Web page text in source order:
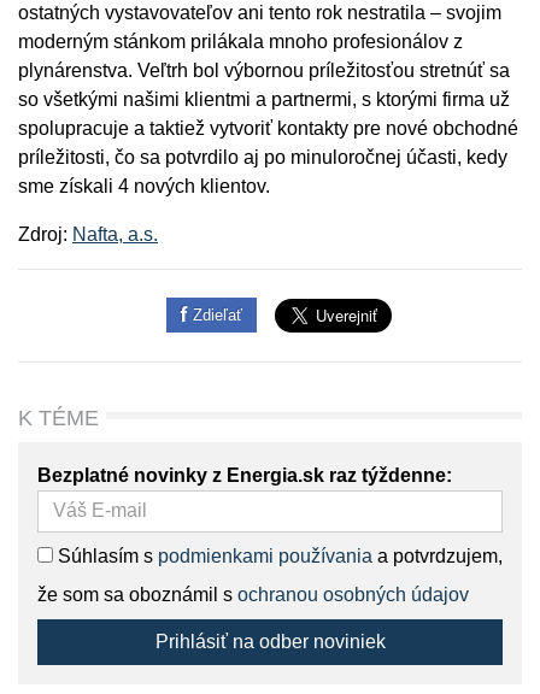
ostatných vystavovateľov ani tento rok nestratila – svojim
moderným stánkom prilákala mnoho profesionálov z
plynárenstva. Veľtrh bol výbornou príležitosťou stretnúť sa
so všetkými našimi klientmi a partnermi, s ktorými firma už
spolupracuje a taktiež vytvoriť kontakty pre nové obchodné
príležitosti, čo sa potvrdilo aj po minuloročnej účasti, kedy
sme získali 4 nových klientov.
Zdroj: Nafta, a.s.
Zdieľať
K TÉME
Bezplatné novinky z Energia.sk raz týždenne:
Súhlasím s podmienkami používania a potvrdzujem,
že som sa oboznámil s ochranou osobných údajov
Prihlásiť na odber noviniek